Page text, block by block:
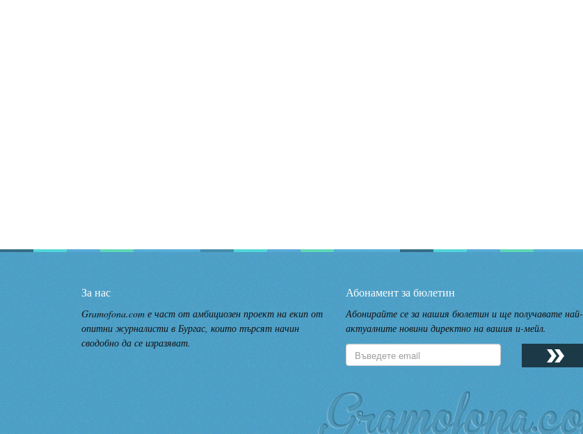
За нас
Gramofona.com е част от амбициозен проект на екип от
опитни журналисти в Бургас, които търсят начин
сводобно да се изразяват.
Абонамент за бюлетин
Абонирайте се за нашия бюлетин и ще получавате най-
актуалните новини директно на вашия и-мейл.